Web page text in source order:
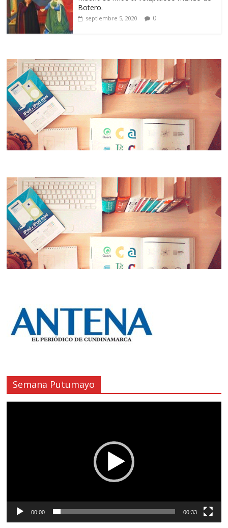
Botero.
septiembre 5, 2020 0
Semana Putumayo
00:00 00:33